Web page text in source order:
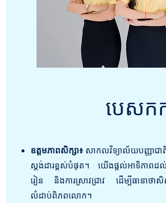
បេសក
ឧត្តមភាពសិក្សា៖សាកលវិទ្យាល័យបញ្ញាជាតិ
ស្តង់ដារខ្ពស់បំផុត។ យើងផ្តល់អាទិភាពដល់
រៀន និងការស្រាវជ្រាវ ដើម្បីធានាថា
លំដាប់ពិភពលោក។